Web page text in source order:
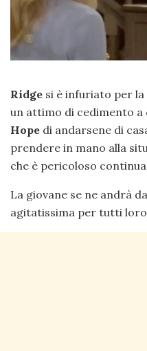
Ridge si è infuriato per la
un attimo di cedimento a
Hope di andarsene di
prendere in mano alla
che è pericoloso
La giovane se ne andrà
agitatissima per tutti